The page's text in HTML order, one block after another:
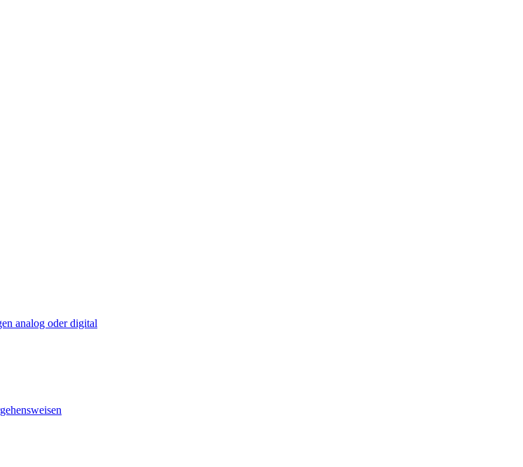
analog oder digital